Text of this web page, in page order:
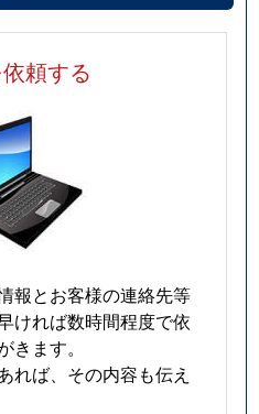
頼する
報とお客様の連絡先等
ければ数時間程度で依
きます。
れば、その内容も伝え